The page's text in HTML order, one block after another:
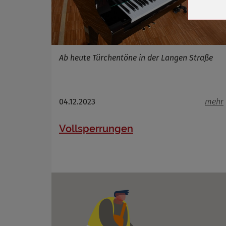
Ab heute Türchentöne in der Langen Straße
04.12.2023 mehr
Vollsperrungen
Cookie
Anbieter